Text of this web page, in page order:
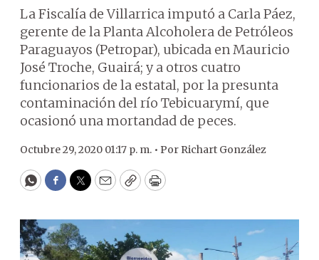
La Fiscalía de Villarrica imputó a Carla Páez,
gerente de la Planta Alcoholera de Petróleos
Paraguayos (Petropar), ubicada en Mauricio
José Troche, Guairá; y a otros cuatro
funcionarios de la estatal, por la presunta
contaminación del río Tebicuarymí, que
ocasionó una mortandad de peces.
Octubre 29, 2020 01:17 p. m. • Por Richart González
WhatsApp
Facebook
Twitter
EmailCopyPrint